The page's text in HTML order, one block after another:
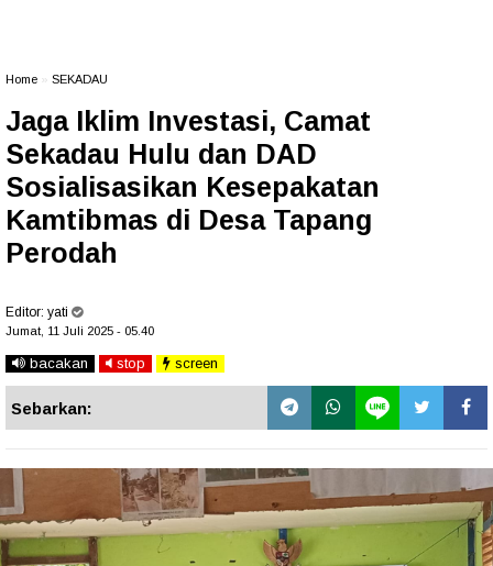
Home SEKADAU
Jaga Iklim Investasi, Camat
Sekadau Hulu dan DAD
Sosialisasikan Kesepakatan
Kamtibmas di Desa Tapang
Perodah
Editor: yati
Jumat, 11 Juli 2025 - 05.40
bacakan stop screen
Sebarkan: